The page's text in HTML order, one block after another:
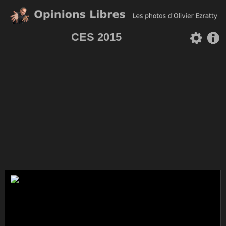
CES 2015